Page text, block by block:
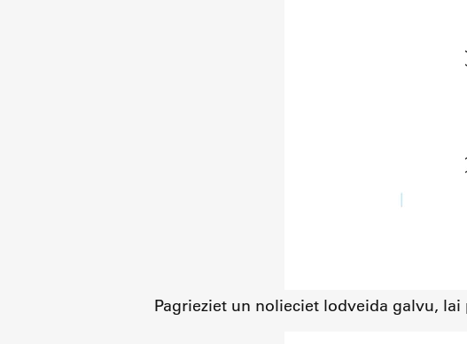
Pagrieziet un nolieciet lodveida galvu,